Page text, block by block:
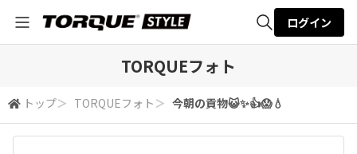
検索
ログイン
TORQUEフォト
トップ＞ TORQUEフォト ＞ 今朝の貢物😺✨👍😱💧